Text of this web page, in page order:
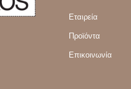
Εταιρεία
Προϊόντα
Επικοινωνία